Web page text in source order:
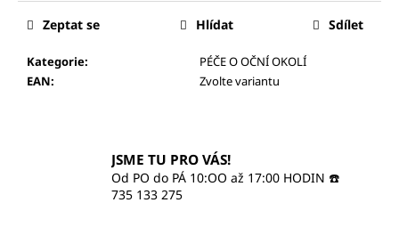
Kategorie:
PÉČE O OČNÍ OKOLÍ
EAN: Zvolte variantu
Zeptat se Hlídat Sdílet
JSME TU PRO VÁS!
Od PO do PÁ 10:OO až 17:00 HODIN ☎️
735 133 275
m
e